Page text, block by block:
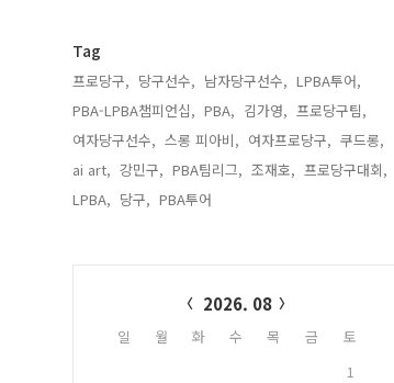
과
기
글
Tag
프로당구, 당구선수, 남자당구선수, LPBA투어,
PBA-LPBA챔피언십, PBA, 김가영, 프로당구팀,
여자당구선수, 스롱 피아비, 여자프로당구, 쿠드롱,
ai art, 강민구, PBA팀리그, 조재호, 프로당구대회,
LPBA, 당구, PBA투어,
2026. 08
일 월 화 수 목 금
토
1